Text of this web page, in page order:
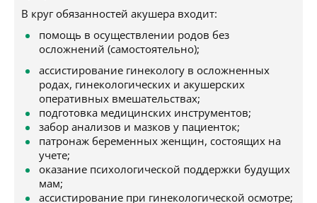
В круг обязанностей акушера входит:
помощь в осуществлении родов без
осложнений (самостоятельно);
ассистирование гинекологу в осложненных
родах, гинекологических и акушерских
оперативных вмешательствах;
подготовка медицинских инструментов;
забор анализов и мазков у пациенток;
патронаж беременных женщин, состоящих на
учете;
оказание психологической поддержки будущих
мам;
ассистирование при гинекологической осмотре;